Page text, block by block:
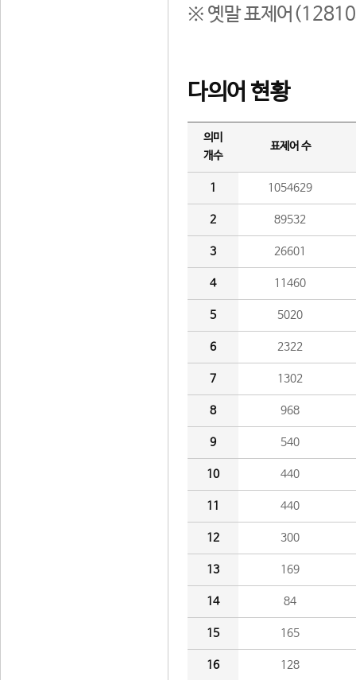
※ 옛말 표제어(12810
다의어 현황
의미
개수
표제어 수
1 1054629
2 89532
3 26601
4 11460
5 5020
6 2322
7 1302
8 968
9 540
10 440
11 440
12 300
13 169
14 84
15 165
16 128